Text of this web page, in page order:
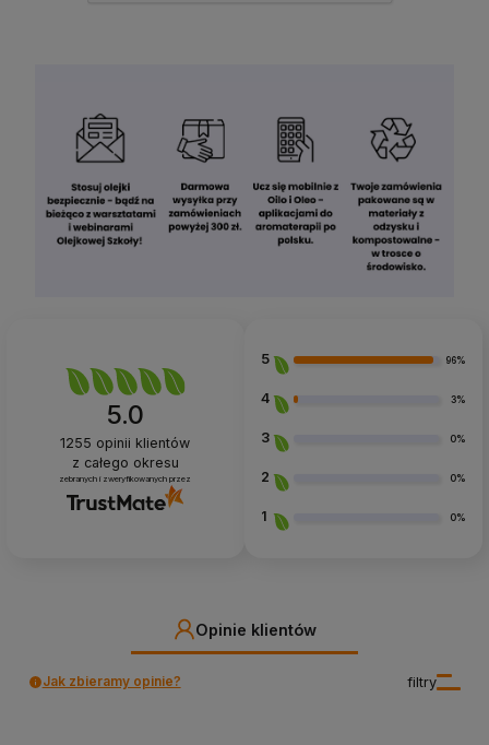
5.0
1255 opinii klientów
z całego okresu
zebranych i zweryfikowanych przez
5 96%
4 3%
3 0%
2 0%
1 0%
Opinie klientów
filtry
Jak zbieramy opinie?